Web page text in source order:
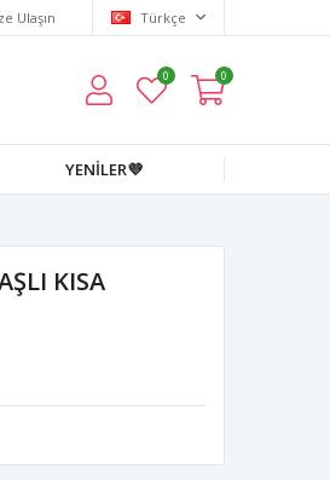
Ulaşın Türkçe
0 0
YENİLER💜
KISA